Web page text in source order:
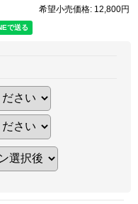
希望小売価格: 12,800円